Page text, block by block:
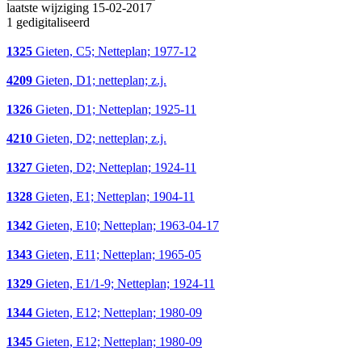
laatste wijziging 15-02-2017
1 gedigitaliseerd
1325 Gieten, C5; Netteplan; 1977-12
4209 Gieten, D1; netteplan; z.j.
1326 Gieten, D1; Netteplan; 1925-11
4210 Gieten, D2; netteplan; z.j.
1327 Gieten, D2; Netteplan; 1924-11
1328 Gieten, E1; Netteplan; 1904-11
1342 Gieten, E10; Netteplan; 1963-04-17
1343 Gieten, E11; Netteplan; 1965-05
1329 Gieten, E1/1-9; Netteplan; 1924-11
1344 Gieten, E12; Netteplan; 1980-09
1345 Gieten, E12; Netteplan; 1980-09